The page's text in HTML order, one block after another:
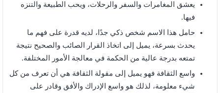
يعشق المغامرات والسفر والرحلات، ويحب الطبيعة والتنزه
فيها.
حامل هذا الاسم شخص ذكي جدًا، لديه قدرة على فهم ما
يحدث بسرعة، يميل إلى اتخاذ القرار الصائب والصحيح نتيجة
تمتعه بدرجة عالية من الحكمة في معالجة الأمور المختلفة.
واسع الثقافة فهو يميل إلى مقولة الثقافة هي أن تعرف من كل
شيء معلومة، لذلك هو واسع الإدراك والأفق وقادر على